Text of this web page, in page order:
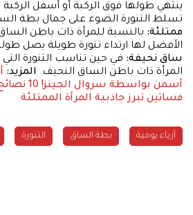
ينتهي طولها فوق الركبة أو أسفل
تسلط التنورة الضوء على جمال بطة
ممتلئة: بالنسبة للمرأة ذات باطن
الأفضل لها ارتداء تنورة طويلة يصل
ساق نحيفة: في حين تناسب التنورة
المرأة ذات باطن الساق النحيف. المزيد:
أسمن بواسطة سروال الجينز! 10 نصائح لتبدين أطول قامة
فساتين تبرز جاذبية المرأة الممتلئة
أزياء يومية بطة الساق التنورة